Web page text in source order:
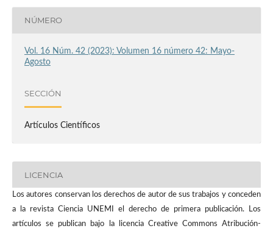
NÚMERO
Vol. 16 Núm. 42 (2023): Volumen 16 número 42: Mayo-
Agosto
SECCIÓN
Artículos Científicos
LICENCIA
Los autores conservan los derechos de autor de sus trabajos y conceden
a la revista Ciencia UNEMI el derecho de primera publicación. Los
artículos se publican bajo la licencia Creative Commons Atribución-